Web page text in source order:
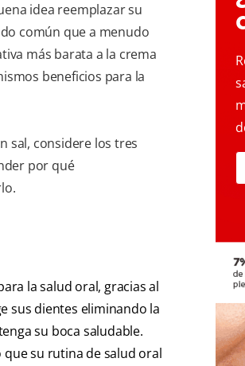
idea reemplazar su
común que a menudo
más barata a la crema
beneficios para la
sal, considere los tres
por qué
la salud oral, gracias al
sus dientes eliminando la
su boca saludable.
su rutina de salud oral